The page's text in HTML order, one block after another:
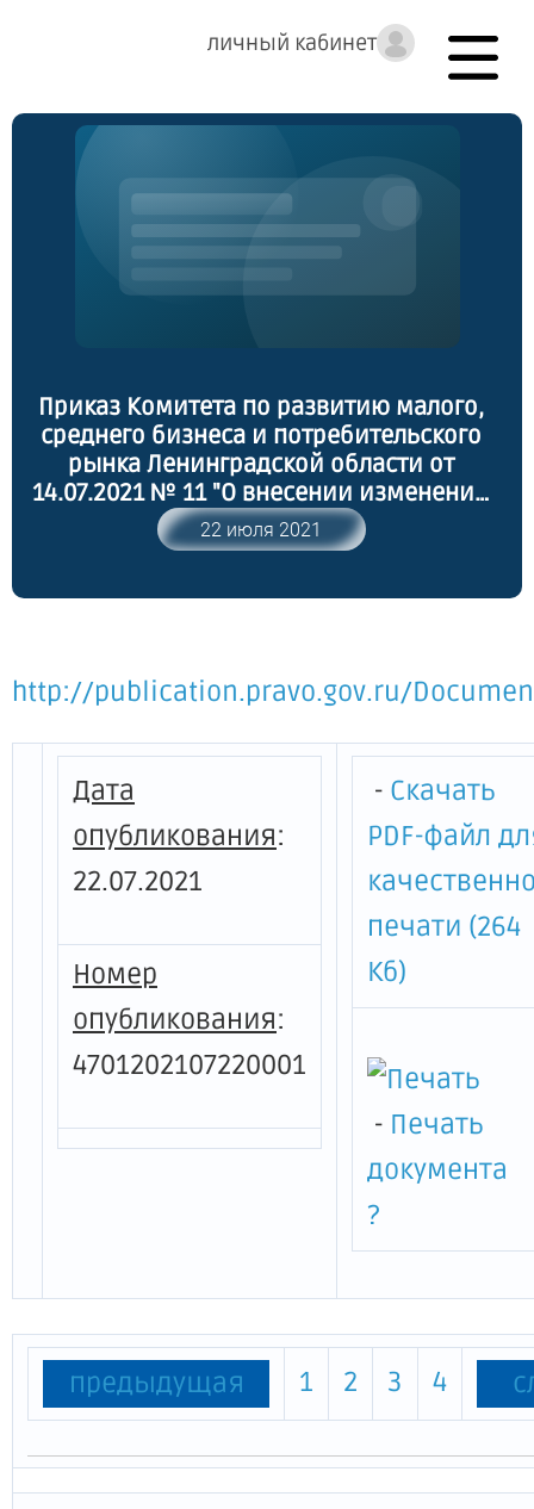
личный кабинет
Приказ Комитета по развитию малого,
среднего бизнеса и потребительского
рынка Ленинградской области от
14.07.2021 № 11 "О внесении изменений
в приказ комитета по развитию малого,
среднего бизнеса и потребительского
апреля 2020 года №8 "Об организации
предпринимательства и
Ленинградской области в 2020-2023
22 июля 2021
http://publication.pravo.gov.ru/
Дата
опубликования:
22.07.2021
Номер
опубликования:
4701202107220001
- Скачать
PDF-файл
печати (264
Кб)
- Печать
документа
?
предыдущая 1 2 3 4